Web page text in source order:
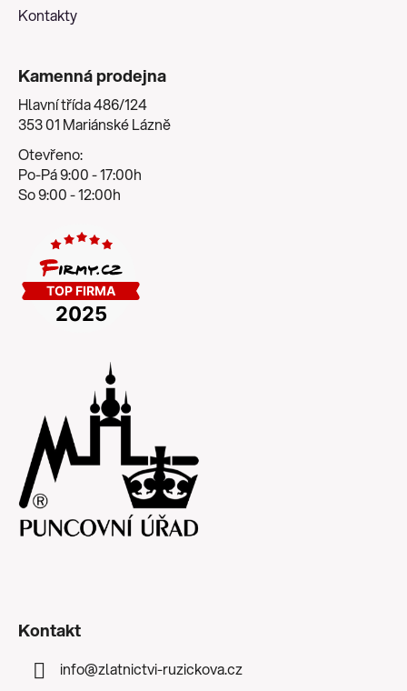
Kontakty
Kamenná prodejna
Hlavní třída 486/124
353 01 Mariánské Lázně
Otevřeno:
Po-Pá 9:00 - 17:00h
So 9:00 - 12:00h
Kontakt
info@zlatnictvi-ruzickova.cz